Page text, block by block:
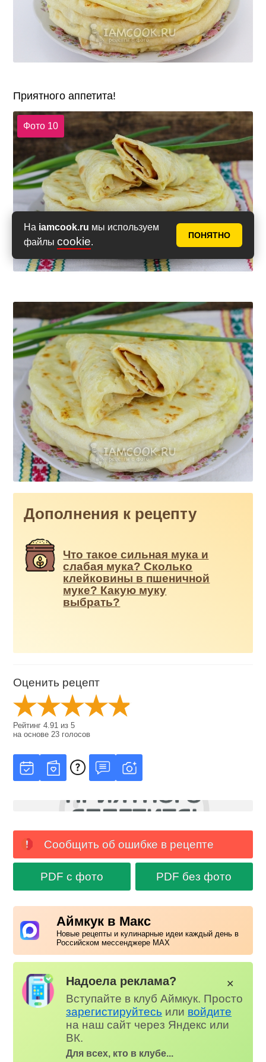
На iamcook.ru мы используем
файлы cookie.
ПОНЯТНО
Приятного аппетита!
Фото 10
Дополнения к рецепту
Что такое сильная мука и
слабая мука? Сколько
клейковины в пшеничной
муке? Какую муку
выбрать?
Оценить рецепт
Рейтинг4.91 из5
на основе23 голосов
Сообщить об ошибке в рецепте
PDF с фото PDF без фото
Аймкук в Макс
Новые рецепты и кулинарные идеи каждый день в
Российском мессенджере MAX
Надоела реклама?
Вступайте в клуб Аймкук. Просто
зарегистируйтесь или войдите
на наш сайт через Яндекс или
ВК.
Для всех, кто в клубе...
✕